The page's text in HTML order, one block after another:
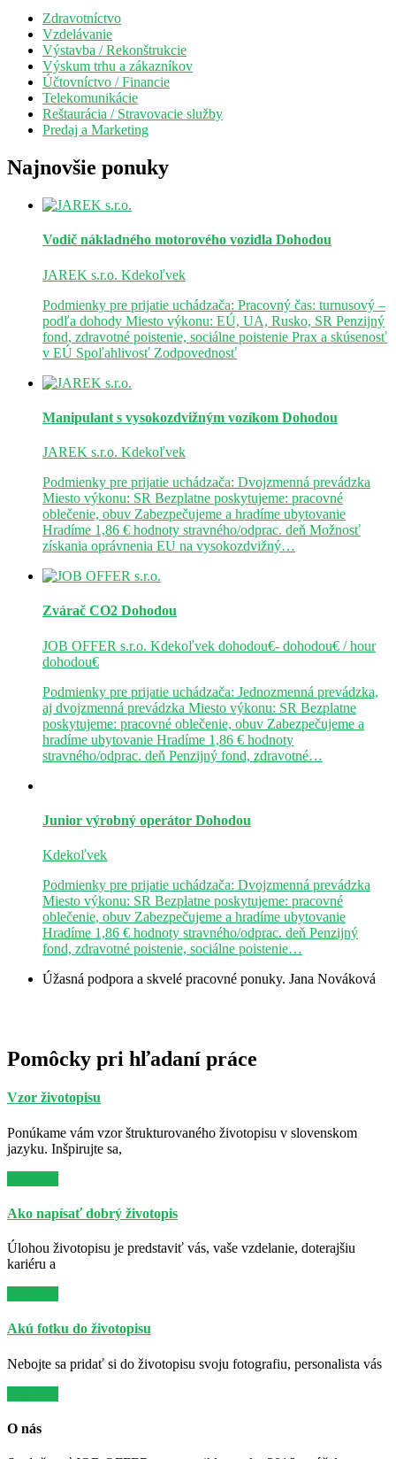
Zdravotníctvo
Vzdelávanie
Výstavba / Rekonštrukcie
Výskum trhu a zákazníkov
Účtovníctvo / Financie
Telekomunikácie
Reštaurácia / Stravovacie služby
Predaj a Marketing
Najnovšie ponuky
Vodič nákladného motorového vozidla Dohodou
JAREK s.r.o. Kdekoľvek
Podmienky pre prijatie uchádzača: Pracovný čas: turnusový –
podľa dohody Miesto výkonu: EÚ, UA, Rusko, SR Penzijný
fond, zdravotné poistenie, sociálne poistenie Prax a skúsenosť
v EÚ Spoľahlivosť Zodpovednosť
Manipulant s vysokozdvižným vozíkom Dohodou
JAREK s.r.o. Kdekoľvek
Podmienky pre prijatie uchádzača: Dvojzmenná prevádzka
Miesto výkonu: SR Bezplatne poskytujeme: pracovné
oblečenie, obuv Zabezpečujeme a hradíme ubytovanie
Hradíme 1,86 € hodnoty stravného/odprac. deň Možnosť
získania oprávnenia EU na vysokozdvižný…
Zvárač CO2 Dohodou
JOB OFFER s.r.o. Kdekoľvek dohodou€- dohodou€ / hour
dohodou€
Podmienky pre prijatie uchádzača: Jednozmenná prevádzka,
aj dvojzmenná prevádzka Miesto výkonu: SR Bezplatne
poskytujeme: pracovné oblečenie, obuv Zabezpečujeme a
hradíme ubytovanie Hradíme 1,86 € hodnoty
stravného/odprac. deň Penzijný fond, zdravotné…
Junior výrobný operátor Dohodou
Kdekoľvek
Podmienky pre prijatie uchádzača: Dvojzmenná prevádzka
Miesto výkonu: SR Bezplatne poskytujeme: pracovné
oblečenie, obuv Zabezpečujeme a hradíme ubytovanie
Hradíme 1,86 € hodnoty stravného/odprac. deň Penzijný
fond, zdravotné poistenie, sociálne poistenie…
Úžasná podpora a skvelé pracovné ponuky. Jana Nováková
Pomôcky pri hľadaní práce
Vzor životopisu
Ponúkame vám vzor štrukturovaného životopisu v slovenskom
jazyku. Inšpirujte sa,
Ako napísať dobrý životopis
Úlohou životopisu je predstaviť vás, vaše vzdelanie, doterajšiu
kariéru a
Akú fotku do životopisu
Nebojte sa pridať si do životopisu svoju fotografiu, personalista vás
O nás